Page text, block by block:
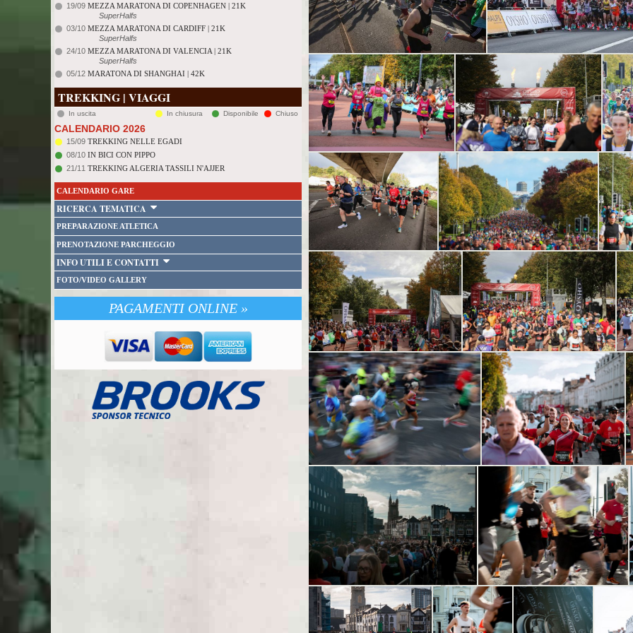
19/09 MEZZA MARATONA DI COPENHAGEN | 21K
SuperHalfs
03/10 MEZZA MARATONA DI CARDIFF | 21K
SuperHalfs
24/10 MEZZA MARATONA DI VALENCIA | 21K
SuperHalfs
05/12 MARATONA DI SHANGHAI | 42K
TREKKING | VIAGGI
In uscita In chiusura Disponibile Chiuso
CALENDARIO 2026
15/09 TREKKING NELLE EGADI
08/10 IN BICI CON PIPPO
21/11 TREKKING ALGERIA TASSILI N'AJJER
CALENDARIO GARE
RICERCA TEMATICA
PREPARAZIONE ATLETICA
PRENOTAZIONE PARCHEGGIO
INFO UTILI E CONTATTI
FOTO/VIDEO GALLERY
PAGAMENTI ONLINE »